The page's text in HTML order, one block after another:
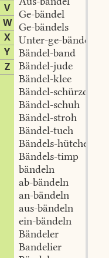
V
W
X
Y
Z
Ge-bändel
Ge-bändels
Unter-ge-bändels
Bändel-band
Bändel-jude
Bändel-klee
Bändel-schürze
Bändel-schuh
Bändel-stroh
Bändel-tuch
Bändels-hütchen
Bändels-timp
bändeln
ab-bändeln
an-bändeln
aus-bändeln
ein-bändeln
Bändeler
Bandelier